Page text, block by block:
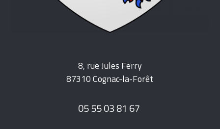
8, rue Jules Ferry
87310 Cognac-la-Forêt
05 55 03 81 67